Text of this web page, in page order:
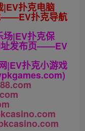
|EV扑克电脑
——EV扑克导航
场|EV扑克保
址发布页——EV
|EV扑克小游戏